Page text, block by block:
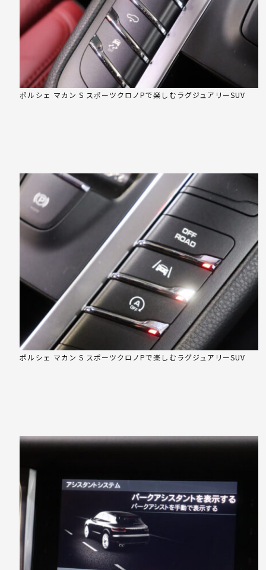
ポルシェ マカン S スポーツクロノPで楽しむラグジュアリーSUV
ポルシェ マカン S スポーツクロノPで楽しむラグジュアリーSUV